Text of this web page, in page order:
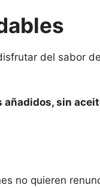
del sabor
sin
no quieren